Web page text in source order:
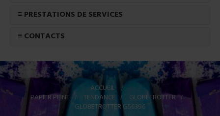
≡ PRESTATIONS DE SERVICES
≡ CONTACTS
ACCUEIL >
PAPIER PEINT > TENDANCE > GLOBETROTTER >
GLOBETROTTER G56396